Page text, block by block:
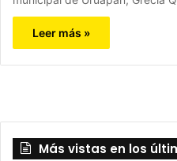
Leer más »
Más vistas en los